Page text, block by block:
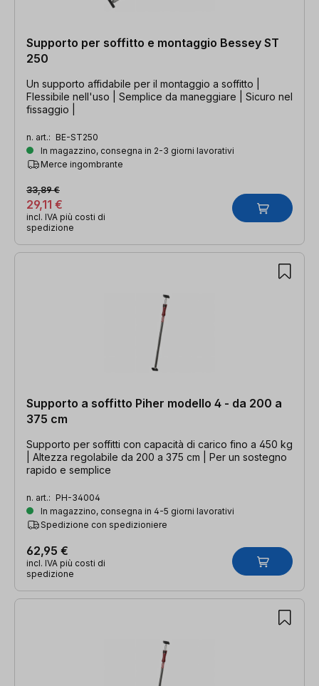
Supporto per soffitto e montaggio Bessey ST
250
Un supporto affidabile per il montaggio a soffitto |
Flessibile nell'uso | Semplice da maneggiare | Sicuro nel
fissaggio |
n. art.: BE-ST250
In magazzino, consegna in 2-3 giorni lavorativi
Merce ingombrante
29,11 €
33,89 €
incl. IVA più costi di
spedizione
Supporto a soffitto Piher modello 4 - da 200 a
375 cm
Supporto per soffitti con capacità di carico fino a 450 kg
| Altezza regolabile da 200 a 375 cm | Per un sostegno
rapido e semplice
n. art.: PH-34004
In magazzino, consegna in 4-5 giorni lavorativi
Spedizione con spedizioniere
62,95 €
incl. IVA più costi di
spedizione